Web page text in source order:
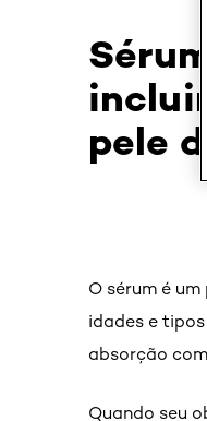
pele
O sérum é
idades e
absorção
Quando seu